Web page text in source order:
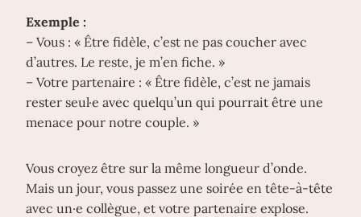
Exemple :
– Vous : « Être fidèle, c’est ne pas coucher avec
d’autres. Le reste, je m’en fiche. »
– Votre partenaire : « Être fidèle, c’est ne jamais
rester seul·e avec quelqu’un qui pourrait être une
menace pour notre couple. »
Vous croyez être sur la même longueur d’onde.
Mais un jour, vous passez une soirée en tête-à-tête
avec un·e collègue, et votre partenaire explose.